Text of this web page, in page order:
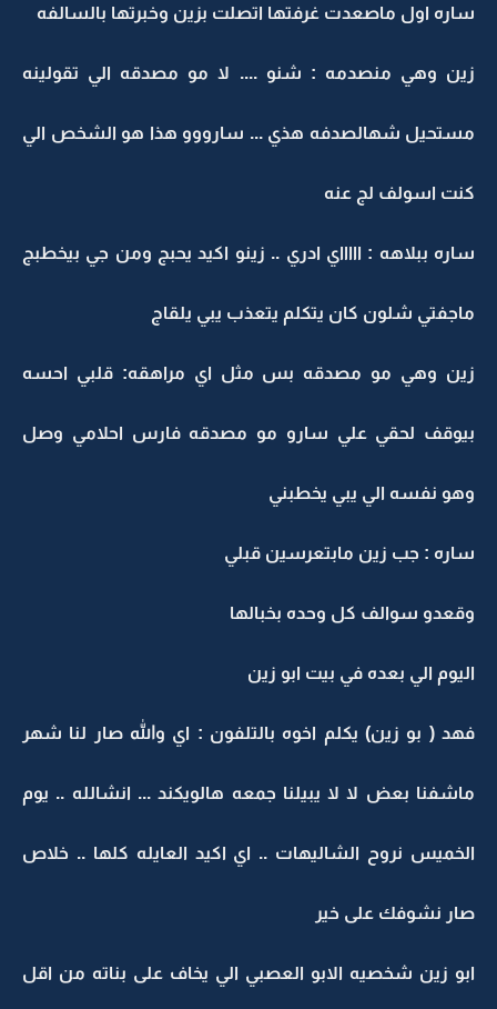
ساره اول ماصعدت غرفتها اتصلت بزين وخبرتها بالسالفه
زين وهي منصدمه : شنو .... لا مو مصدقه الي تقولينه
مستحيل شهالصدفه هذي ... سارووو هذا هو الشخص الي
كنت اسولف لج عنه
ساره ببلاهه : اااااي ادري .. زينو اكيد يحبج ومن جي بيخطبج
ماجفتي شلون كان يتكلم يتعذب يبي يلقاج
زين وهي مو مصدقه بس مثل اي مراهقه: قلبي احسه
بيوقف لحقي علي سارو مو مصدقه فارس احلامي وصل
وهو نفسه الي يبي يخطبني
ساره : جب زين مابتعرسين قبلي
وقعدو سوالف كل وحده بخبالها
اليوم الي بعده في بيت ابو زين
فهد ( بو زين) يكلم اخوه بالتلفون : اي والله صار لنا شهر
ماشفنا بعض لا لا يبيلنا جمعه هالويكند ... انشالله .. يوم
الخميس نروح الشاليهات .. اي اكيد العايله كلها .. خلاص
صار نشوفك على خير
ابو زين شخصيه الابو العصبي الي يخاف على بناته من اقل